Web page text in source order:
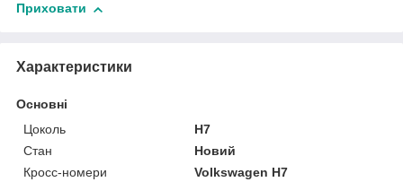
Приховати
Характеристики
Основні
Цоколь
H7
Стан
Новий
Кросс-номери
Volkswagen H7